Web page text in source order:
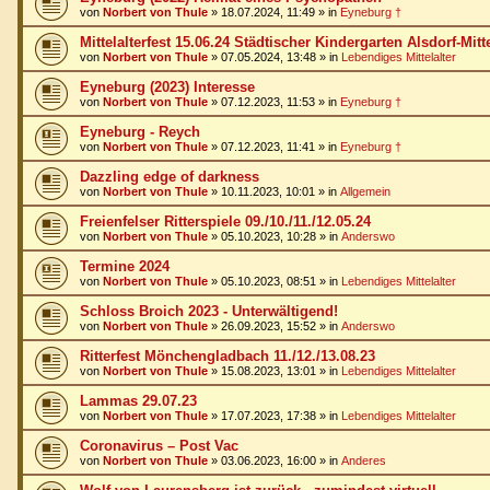
von Norbert von Thule » 18.07.2024, 11:49 » in Eyneburg †
Mittelalterfest 15.06.24 Städtischer Kindergarten Alsdorf-
von Norbert von Thule » 07.05.2024, 13:48 » in Lebendiges Mittelalter
Eyneburg (2023) Interesse
von Norbert von Thule » 07.12.2023, 11:53 » in Eyneburg †
Eyneburg - Reych
von Norbert von Thule » 07.12.2023, 11:41 » in Eyneburg †
Dazzling edge of darkness
von Norbert von Thule » 10.11.2023, 10:01 » in Allgemein
Freienfelser Ritterspiele 09./10./11./12.05.24
von Norbert von Thule » 05.10.2023, 10:28 » in Anderswo
Termine 2024
von Norbert von Thule » 05.10.2023, 08:51 » in Lebendiges Mittelalter
Schloss Broich 2023 - Unterwältigend!
von Norbert von Thule » 26.09.2023, 15:52 » in Anderswo
Ritterfest Mönchengladbach 11./12./13.08.23
von Norbert von Thule » 15.08.2023, 13:01 » in Lebendiges Mittelalter
Lammas 29.07.23
von Norbert von Thule » 17.07.2023, 17:38 » in Lebendiges Mittelalter
Coronavirus – Post Vac
von Norbert von Thule » 03.06.2023, 16:00 » in Anderes